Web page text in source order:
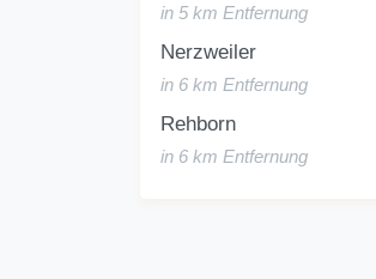
in 5 km Entfernung
Nerzweiler
in 6 km Entfernung
Rehborn
in 6 km Entfernung